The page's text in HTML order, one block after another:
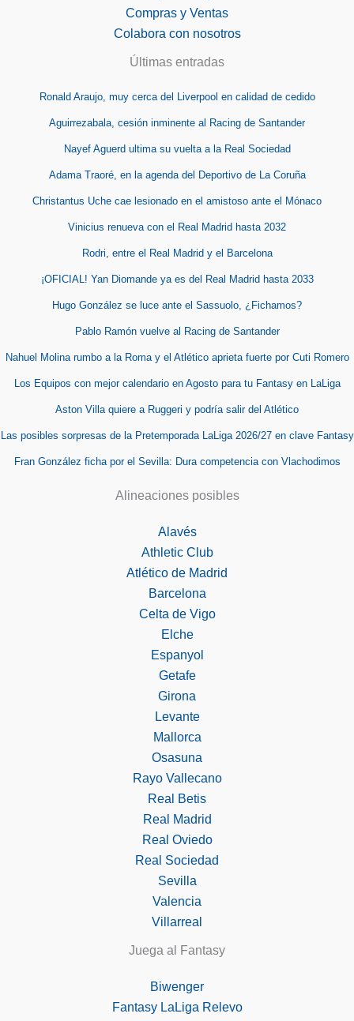
Compras y Ventas
Colabora con nosotros
Últimas entradas
Ronald Araujo, muy cerca del Liverpool en calidad de cedido
Aguirrezabala, cesión inminente al Racing de Santander
Nayef Aguerd ultima su vuelta a la Real Sociedad
Adama Traoré, en la agenda del Deportivo de La Coruña
Christantus Uche cae lesionado en el amistoso ante el Mónaco
Vinicius renueva con el Real Madrid hasta 2032
Rodri, entre el Real Madrid y el Barcelona
¡OFICIAL! Yan Diomande ya es del Real Madrid hasta 2033
Hugo González se luce ante el Sassuolo, ¿Fichamos?
Pablo Ramón vuelve al Racing de Santander
Nahuel Molina rumbo a la Roma y el Atlético aprieta fuerte por Cuti Romero
Los Equipos con mejor calendario en Agosto para tu Fantasy en LaLiga
Aston Villa quiere a Ruggeri y podría salir del Atlético
Las posibles sorpresas de la Pretemporada LaLiga 2026/27 en clave Fantasy
Fran González ficha por el Sevilla: Dura competencia con Vlachodimos
Alineaciones posibles
Alavés
Athletic Club
Atlético de Madrid
Barcelona
Celta de Vigo
Elche
Espanyol
Getafe
Girona
Levante
Mallorca
Osasuna
Rayo Vallecano
Real Betis
Real Madrid
Real Oviedo
Real Sociedad
Sevilla
Valencia
Villarreal
Juega al Fantasy
Biwenger
Fantasy LaLiga Relevo